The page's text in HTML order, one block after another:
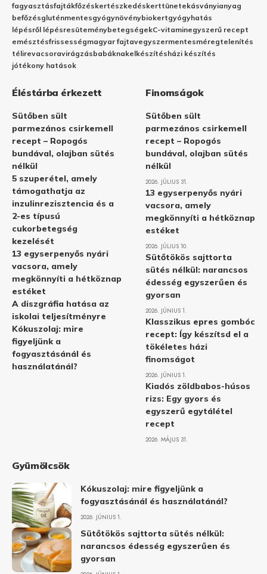
fagyasztásfajtákfőzéskertészkedéskerttünetekásványianyag
befőzésgluténmentesgyógynövénybiokertgyógyhatás
lépésről lépésresüteménybetegségekC-vitaminegyszerű recept
emésztésfrissességmagyar fajtavegyszermentesméregtelenítés
télirevacsoravirágzásbabáknakelkészítésházi készítés
jótékony hatások
Éléstárba érkezett
Sütőben sült
parmezános csirkemell
recept – Ropogós
bundával, olajban sütés
nélkül
5 szuperétel, amely
támogathatja az
inzulinrezisztencia és a
2-es típusú
cukorbetegség
kezelését
13 egyserpenyős nyári
vacsora, amely
megkönnyíti a hétköznap
estéket
A diszgráfia hatása az
iskolai teljesítményre
Kókuszolaj: mire
figyeljünk a
fogyasztásánál és
használatánál?
Finomságok
Sütőben sült
parmezános csirkemell
recept – Ropogós
bundával, olajban sütés
nélkül
2026. JÚLIUS 31.
13 egyserpenyős nyári
vacsora, amely
megkönnyíti a hétköznap
estéket
2026. JÚLIUS 10.
Sütőtökös sajttorta
sütés nélkül: narancsos
édesség egyszerűen és
gyorsan
2026. JÚNIUS 1.
Klasszikus epres gombóc
recept: Így készítsd el a
tökéletes házi
finomságot
2026. JÚNIUS 1.
Kiadós zöldbabos-húsos
rizs: Egy gyors és
egyszerű egytálétel
recept
2026. MÁJUS 31.
Gyümölcsök
Kókuszolaj: mire figyeljünk a
fogyasztásánál és használatánál?
2026. JÚNIUS 1.
Sütőtökös sajttorta sütés nélkül:
narancsos édesség egyszerűen és
gyorsan